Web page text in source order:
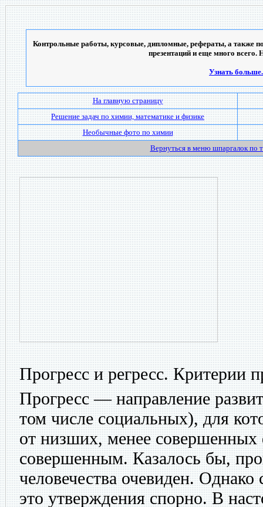
Контрольные работы, курсовые, дипломные, рефераты, а также
презентаций и еще много всего.
Узнать
На главную страницу
Решение задач по химии, математике и физике
Необычные фото по химии
Вернуться в меню шпаргалок по
Прогресс и регресс. Критерии
Прогресс — направление
том числе социальных), для
от низших, менее
совершенным. Казалось бы,
человечества очевиден. Однако
это утверждения спорно. В